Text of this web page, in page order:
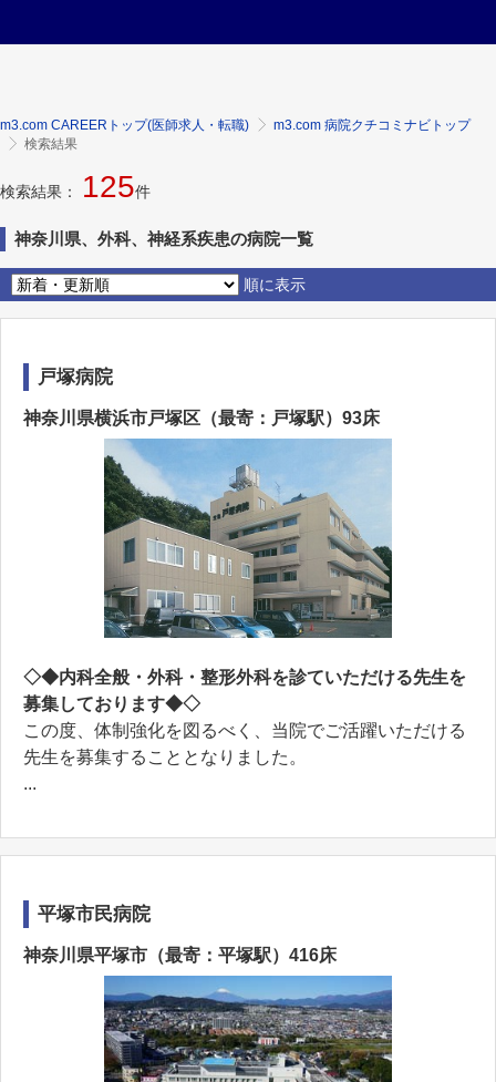
m3.com CAREERトップ(医師求人・転職)
m3.com 病院クチコミナビトップ
検索結果
検索結果： 125件
神奈川県、外科、神経系疾患の病院一覧
順に表示
戸塚病院
神奈川県横浜市戸塚区（最寄：戸塚駅）93床
◇◆内科全般・外科・整形外科を診ていただける先生を
募集しております◆◇
この度、体制強化を図るべく、当院でご活躍いただける
先生を募集することとなりました。
...
平塚市民病院
神奈川県平塚市（最寄：平塚駅）416床